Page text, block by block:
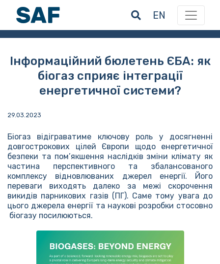
EN
Інформаційний бюлетень ЄБА: як
біогаз сприяє інтеграції
енергетичної системи?
29.03.2023
Біогаз відіграватиме ключову роль у досягненні
довгострокових цілей Європи щодо енергетичної
безпеки та пом’якшення наслідків зміни клімату як
частина перспективного та збалансованого
комплексу відновлюваних джерел енергії. Його
переваги виходять далеко за межі скорочення
викидів парникових газів (ПГ). Саме тому увага до
цього джерела енергії та наукові розробки стосовно
біогазу посилюються.